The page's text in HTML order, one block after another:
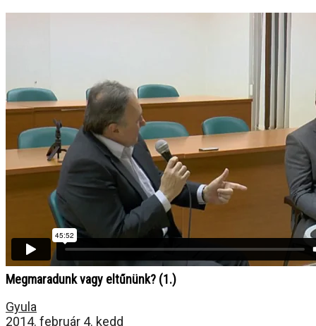
PREV
Megmaradunk vagy eltűnünk? (1.)
Gyula
2014. február 4. kedd